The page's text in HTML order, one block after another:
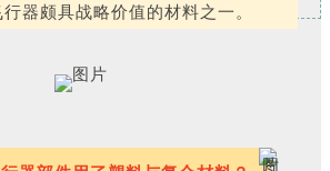
器颇具战略价值的材料之一。